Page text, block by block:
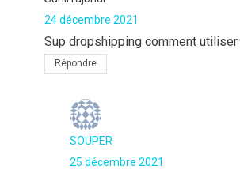
24 décembre 2021
Sup dropshipping comment utiliser
Répondre
SOUPER
25 décembre 2021